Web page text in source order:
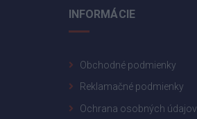
INFORMÁCIE
Obchodné podmienky
Reklamačné podmienky
Ochrana osobných údajov